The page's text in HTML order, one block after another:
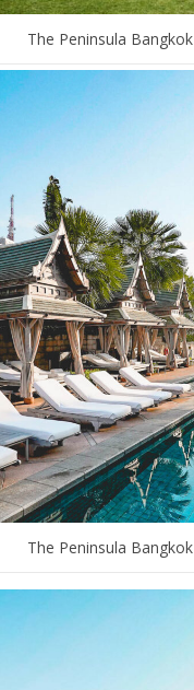
The Peninsula Bangkok
The Peninsula Bangkok